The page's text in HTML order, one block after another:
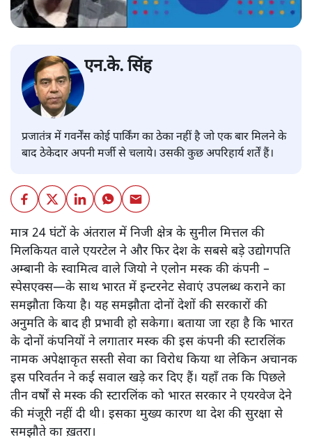
एन.के. सिंह
प्रजातंत्र में गवर्नेंस कोई पार्किंग का ठेका नहीं है जो एक बार मिलने के
बाद ठेकेदार अपनी मर्जी से चलाये। उसकी कुछ अपरिहार्य शर्तें हैं।
मात्र 24 घंटों के अंतराल में निजी क्षेत्र के सुनील मित्तल की
मिलकियत वाले एयरटेल ने और फिर देश के सबसे बड़े उद्योगपति
अम्बानी के स्वामित्व वाले जियो ने एलोन मस्क की कंपनी –
स्पेसएक्स—के साथ भारत में इन्टरनेट सेवाएं उपलब्ध कराने का
समझौता किया है। यह समझौता दोनों देशों की सरकारों की
अनुमति के बाद ही प्रभावी हो सकेगा। बताया जा रहा है कि भारत
के दोनों कंपनियों ने लगातार मस्क की इस कंपनी की स्टारलिंक
नामक अपेक्षाकृत सस्ती सेवा का विरोध किया था लेकिन अचानक
इस परिवर्तन ने कई सवाल खड़े कर दिए हैं। यहाँ तक कि पिछले
तीन वर्षों से मस्क की स्टारलिंक को भारत सरकार ने एयरवेज देने
की मंजूरी नहीं दी थी। इसका मुख्य कारण था देश की सुरक्षा से
समझौते का ख़तरा।